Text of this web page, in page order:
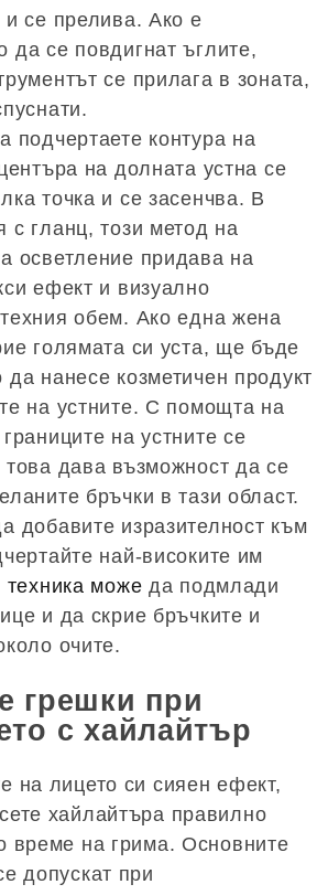
и се прелива. Ако е
да се повдигнат ъглите,
се прилага в зоната,
подчертаете контура на
на долната устна се
точка и се засенчва. В
с гланц, този метод на
осветление придава на
ефект и визуално
обем. Ако една жена
голямата си уста, ще бъде
да нанесе козметичен продукт
на устните. С помощта на
на устните се
това дава възможност да се
бръчки в тази област.
добавите изразителност към
най-високите им
техника може да подмлади
и да скрие бръчките и
очите.
грешки при
с хайлайтър
на лицето си сияен ефект,
хайлайтъра правилно
време на грима. Основните
допускат при